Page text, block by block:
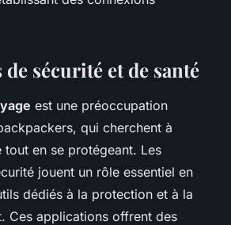
sécurité et de santé
est une préoccupation
qui cherchent à
en se protégeant. Les
jouent un rôle essentiel en
dédiés à la protection et à la
Ces applications offrent des